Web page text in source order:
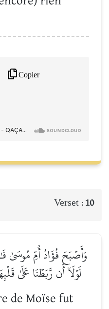
Copier
Verset : 10
وَأَصۡبَحَ فُؤَادُ أُمِّ مُوسَىٰ
لَوۡلَآ أَن رَّبَطۡنَا عَلَىٰ
de Moïse fut